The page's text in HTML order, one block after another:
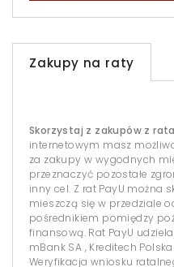
Zakupy na raty
Skorzystaj z zakupów z
internetowym masz
za zakupy w wygodnych
przeznaczyć pozostałe
inny cel. Z rat PayU można
mieszczą się w przedziale
pośrednikiem pomiędzy
finansową. Rat PayU
mBank SA , Kreditech
Weryfikacja wniosku